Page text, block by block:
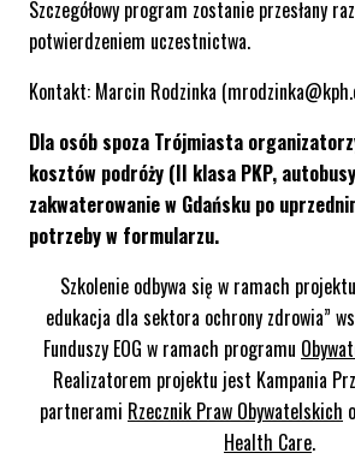
Szczegółowy program zostanie przesłany
potwierdzeniem uczestnictwa.
Kontakt: Marcin Rodzinka
Dla osób spoza Trójmiasta
kosztów podróży (II klasa PKP,
zakwaterowanie w Gdańsku po
potrzeby w formularzu.
Szkolenie odbywa się w ramach
edukacja dla sektora ochrony zdrowia”
Funduszy EOG w ramach programu
Realizatorem projektu jest Kampania
partnerami Rzecznik Praw Obywatelskich
Health Care.